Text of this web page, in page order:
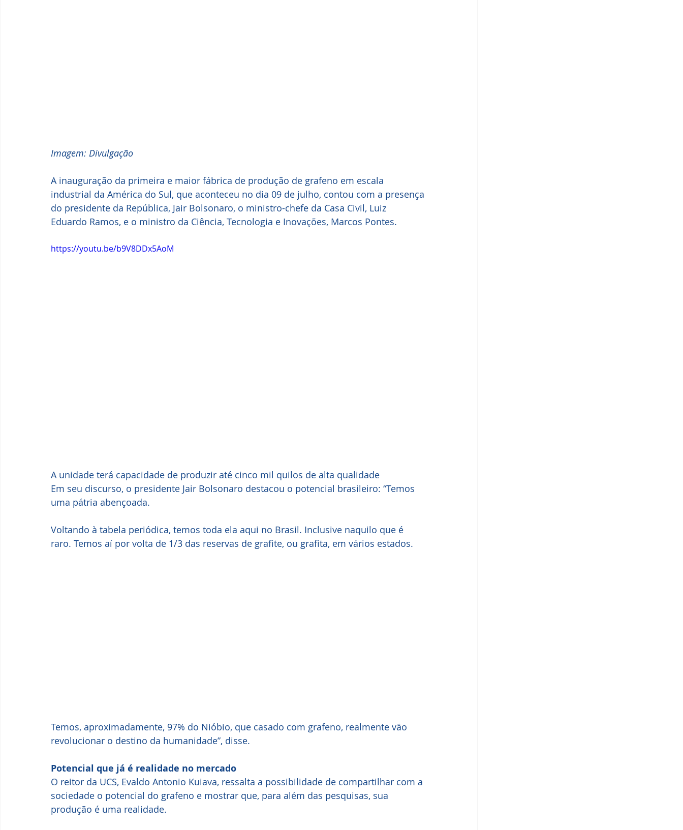
Imagem: Divulgação
A inauguração da primeira e maior fábrica de produção de grafeno em escala
industrial da América do Sul, que aconteceu no dia 09 de julho, contou com a presença
do presidente da República, Jair Bolsonaro, o ministro-chefe da Casa Civil, Luiz
Eduardo Ramos, e o ministro da Ciência, Tecnologia e Inovações, Marcos Pontes.
https://youtu.be/b9V8DDx5AoM
A unidade terá capacidade de produzir até cinco mil quilos de alta qualidade
Em seu discurso, o presidente Jair Bolsonaro destacou o potencial brasileiro: “Temos
uma pátria abençoada.
Voltando à tabela periódica, temos toda ela aqui no Brasil. Inclusive naquilo que é
raro. Temos aí por volta de 1/3 das reservas de grafite, ou grafita, em vários estados.
Temos, aproximadamente, 97% do Nióbio, que casado com grafeno, realmente vão
revolucionar o destino da humanidade”, disse.
Potencial que já é realidade no mercado
O reitor da UCS, Evaldo Antonio Kuiava, ressalta a possibilidade de compartilhar com a
sociedade o potencial do grafeno e mostrar que, para além das pesquisas, sua
produção é uma realidade.